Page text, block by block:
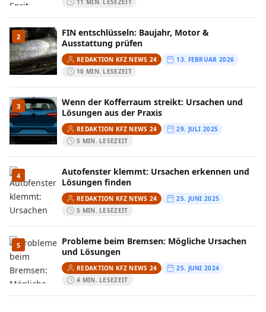
11 MIN. LESEZEIT
2
FIN entschlüsseln: Baujahr, Motor &
Ausstattung prüfen
REDAKTION KFZ NEWS 24
13. FEBRUAR 2026
10 MIN. LESEZEIT
3
Wenn der Kofferraum streikt: Ursachen und
Lösungen aus der Praxis
REDAKTION KFZ NEWS 24
29. JULI 2025
5 MIN. LESEZEIT
4
Autofenster klemmt: Ursachen erkennen und
Lösungen finden
REDAKTION KFZ NEWS 24
25. JUNI 2025
5 MIN. LESEZEIT
5
Probleme beim Bremsen: Mögliche Ursachen
und Lösungen
REDAKTION KFZ NEWS 24
25. JUNI 2024
4 MIN. LESEZEIT